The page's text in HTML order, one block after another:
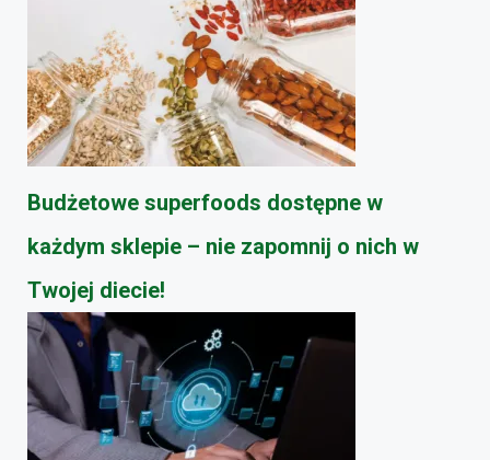
Budżetowe superfoods dostępne w
każdym sklepie – nie zapomnij o nich w
Twojej diecie!